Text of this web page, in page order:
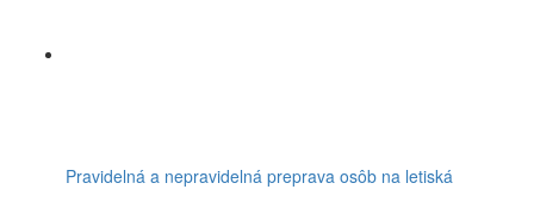
Pravidelná a nepravidelná preprava osôb na letiská